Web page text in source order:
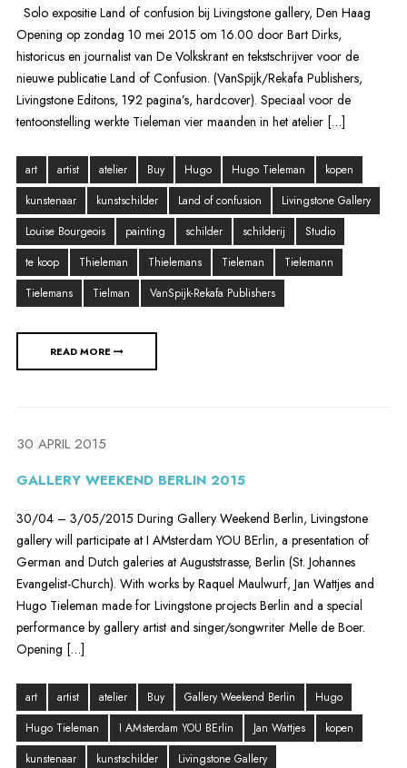
Solo expositie Land of confusion bij Livingstone gallery, Den Haag
Opening op zondag 10 mei 2015 om 16.00 door Bart Dirks,
historicus en journalist van De Volkskrant en tekstschrijver voor de
nieuwe publicatie Land of Confusion. (VanSpijk/Rekafa Publishers,
Livingstone Editons, 192 pagina’s, hardcover). Speciaal voor de
tentoonstelling werkte Tieleman vier maanden in het atelier […]
art artist atelier Buy Hugo Hugo Tieleman
kopen
kunstenaar
kunstschilder Land of confusion
Livingstone Gallery
Louise Bourgeois
painting schilder schilderij
Studio
te koop
Thieleman Thielemans Tieleman
Tielemann
Tielemans
Tielman VanSpijk-Rekafa Publishers
READ MORE
30 APRIL 2015
GALLERY WEEKEND BERLIN 2015
30/04 – 3/05/2015 During Gallery Weekend Berlin, Livingstone
gallery will participate at I AMsterdam YOU BErlin, a presentation of
German and Dutch galeries at Auguststrasse, Berlin (St. Johannes
Evangelist-Church). With works by Raquel Maulwurf, Jan Wattjes and
Hugo Tieleman made for Livingstone projects Berlin and a special
performance by gallery artist and singer/songwriter Melle de Boer.
Opening […]
art artist atelier Buy Gallery Weekend Berlin
Hugo
Hugo Tieleman
I AMsterdam YOU BErlin Jan Wattjes
kopen
kunstenaar
kunstschilder
Livingstone Gallery